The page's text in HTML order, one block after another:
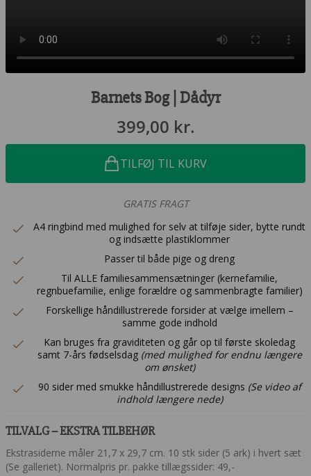
Barnets Bog | Dådyr
399,00 kr.
TILFØJ TIL KURV
GRATIS FRAGT
A4 ringbind med mulighed for selv at tilføje sider, bytte rundt
og indsætte plastiklommer
Passer til både pige og dreng
Til ALLE familiesammensætninger (kernefamilie,
regnbuefamilie, enlige forældre og sammenbragte familier)
Forskellige håndillustrerede forsider at vælge imellem –
samme gode indhold
Kan bruges fra graviditeten og går op til første skoledag
samt 7-års fødselsdag (med mulighed for endnu længere
om ønsket)
90 sider med smukke håndillustrerede designs (Se video af
indhold længere nede)
TILVALG – EKSTRA TILBEHØR
Ekstrasiderne måler 21,7 x 29,7 cm. 10 stk sider (5 ark) i hvert sæt
(Se galleriet). Normalpris pr. pakke tillægssider: 49,-